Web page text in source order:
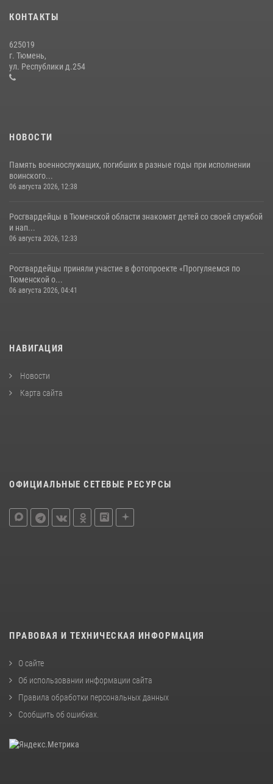
Сотрудники тюменского СОБР "Сова" отработали навыки
десантирования на Урале
16 июля 2026, 10:42
КОНТАКТЫ
625019
г. Тюмень,
ул. Республики д.254
НОВОСТИ
Память военнослужащих, погибших в разные годы при исполнении
воинского...
06 августа 2026, 12:38
Росгвардейцы в Тюменской области знакомят детей со своей службой
и нап...
06 августа 2026, 12:33
Росгвардейцы приняли участие в фотопроекте «Прогуляемся по
Тюменской о...
06 августа 2026, 04:41
НАВИГАЦИЯ
Новости
Карта сайта
ОФИЦИАЛЬНЫЕ СЕТЕВЫЕ РЕСУРСЫ
ПРАВОВАЯ И ТЕХНИЧЕСКАЯ ИНФОРМАЦИЯ
О сайте
Об использовании информации сайта
Правила обработки персональных данных
Сообщить об ошибках